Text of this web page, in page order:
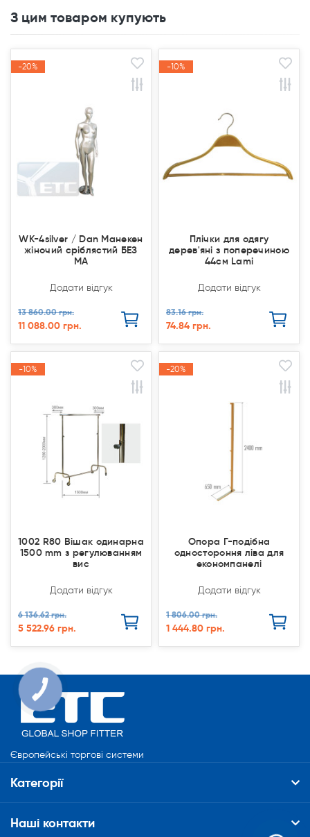
З цим товаром купують
-20%
-20%
WK-4silver / Dan Манекен
жіночий сріблястий БЕЗ
МА
Додати відгук
13 860.00 грн.
11 088.00 грн.
-10%
-10%
Плічки для одягу
дерев'яні з поперечиною
44см Lami
Додати відгук
83.16 грн.
74.84 грн.
-10%
-10%
1002 R80 Вішак одинарна
1500 mm з регулюванням
вис
Додати відгук
6 136.62 грн.
5 522.96 грн.
-20%
-20%
Опора Г-подібна
одностороння ліва для
економпанелі
Додати відгук
1 806.00 грн.
1 444.80 грн.
Європейські торгові системи
Категорії
Наші контакти
КНОПКА
СВЯЗИ